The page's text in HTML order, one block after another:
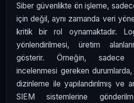
Siber güvenlikte ön işleme,
için değil, aynı zamanda veri
kritik bir rol oynamaktadır.
yönlendirilmesi, üretim
gösterir. Örneğin, sadece
incelenmesi gereken
dizinleme ile yapılandırılmış ve
SIEM sistemlerine